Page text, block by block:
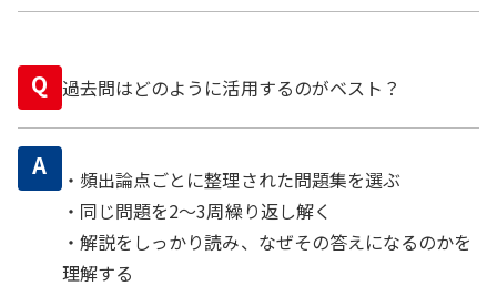
Q 過去問はどのように活用するのがベスト？
A
・頻出論点ごとに整理された問題集を選ぶ
・同じ問題を2〜3周繰り返し解く
・解説をしっかり読み、なぜその答えになるのかを
理解する